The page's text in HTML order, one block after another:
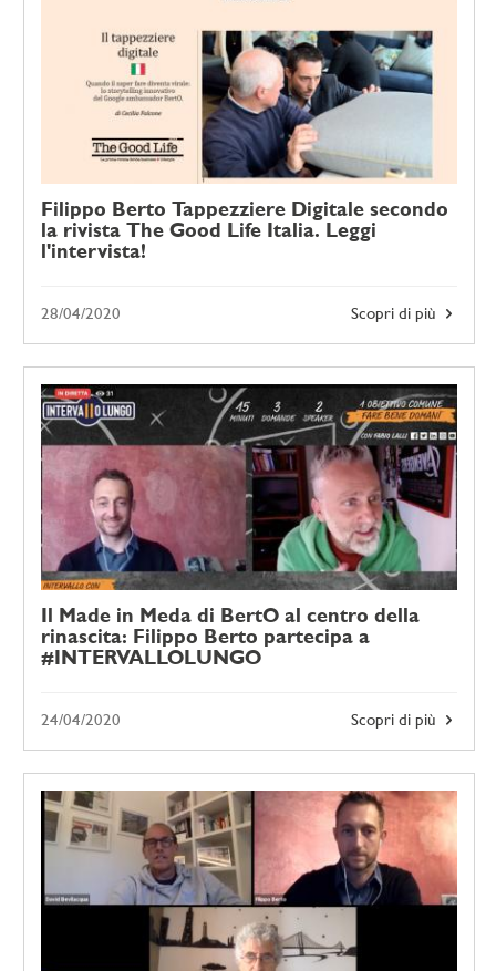
Filippo Berto Tappezziere Digitale secondo
la rivista The Good Life Italia. Leggi
l'intervista!
Scopri di più
28/04/2020
Il Made in Meda di BertO al centro della
rinascita: Filippo Berto partecipa a
#INTERVALLOLUNGO
Scopri di più
24/04/2020